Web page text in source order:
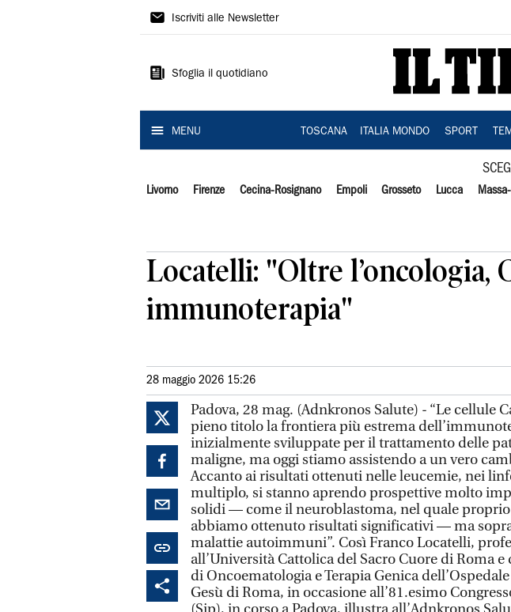
Il
Iscriviti alle Newsletter
Sfoglia il quotidiano
MENU TOSCANA ITALIA MONDO SPORT
Livorno Firenze Cecina-Rosignano Empoli Grosseto Lucca
Locatelli: "Oltre l’oncologia,
immunoterapia"
28 maggio 2026 15:26
Padova, 28 mag. (Adnkronos Salute) - “Le cellule
pieno titolo la frontiera più estrema
inizialmente sviluppate per il trattamento delle
maligne, ma oggi stiamo assistendo a un vero
Accanto ai risultati ottenuti nelle leucemie, nei
multiplo, si stanno aprendo prospettive molto
solidi — come il neuroblastoma, nel quale
abbiamo ottenuto risultati significativi — ma
malattie autoimmuni”. Così Franco Locatelli,
all’Università Cattolica del Sacro Cuore di Roma
di Oncoematologia e Terapia Genica
Gesù di Roma, in occasione all’81.esimo